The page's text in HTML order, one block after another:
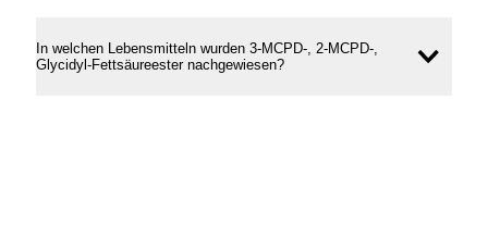
In welchen Lebensmitteln wurden 3-MCPD-, 2-MCPD-,
Glycidyl-Fettsäureester nachgewiesen?